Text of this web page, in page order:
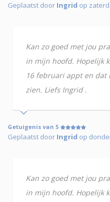
Geplaatst door Ingrid op
Kan zo goed met jou
in mijn hoofd. Hopelijk
16 februari appt en dat
zien. Liefs Ingrid .
Getuigenis van 5
Geplaatst door Ingrid op
Kan zo goed met jou
in mijn hoofd. Hopelijk